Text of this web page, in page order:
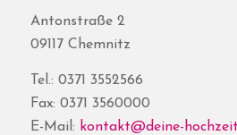
Antonstraße 2
09117 Chemnitz
Tel.: 0371 3552566
Fax: 0371 3560000
E-Mail: kontakt@deine-